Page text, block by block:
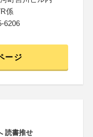
係
6206
ージ
読書推せ